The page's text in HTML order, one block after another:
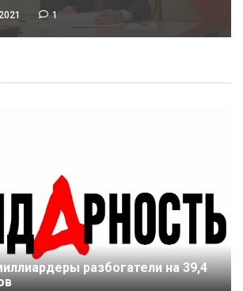
1
разбогатели на 39,4